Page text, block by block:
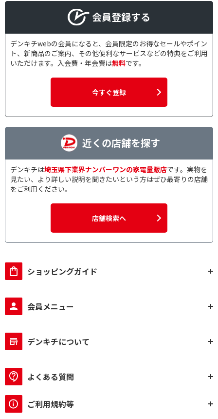
会員登録する
デンキチwebの会員になると、会員限定のお得なセールやポイン
ト、新商品のご案内、その他便利なサービスなどの特典をご利用
いただけます。入会費・年会費は無料です。
今すぐ登録
近くの店舗を探す
デンキチは埼玉県下業界ナンバーワンの家電量販店です。実物を
見たい、より詳しい説明を聞きたいという方はぜひ最寄りの店舗
をご利用ください。
店舗検索へ
ショッピングガイド
会員メニュー
デンキチについて
よくある質問
ご利用規約等